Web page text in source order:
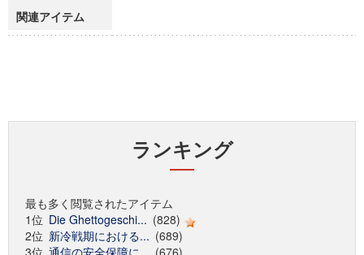
関連アイテム
ランキング
最も多く閲覧されたアイテム
1位 Die Ghettogeschi... (828)
2位 新冷戦期における... (689)
3位 通信の安全保障に... (676)